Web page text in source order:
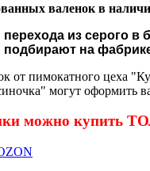
валенок в
из серого в
на
от пимокатного цеха
могут оформить
можно